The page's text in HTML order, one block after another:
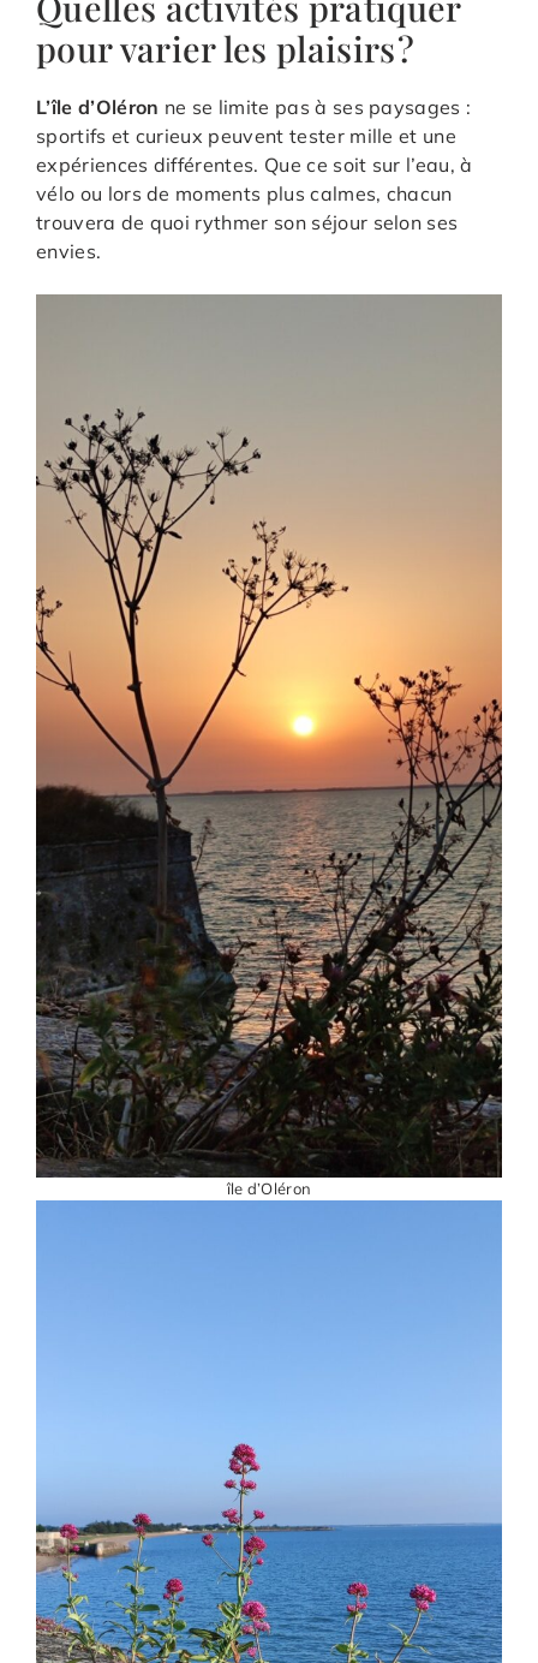
pour varier les plaisirs ?
L’île d’Oléron ne se limite pas à ses paysages :
sportifs et curieux peuvent tester mille et une
expériences différentes. Que ce soit sur l’eau, à
vélo ou lors de moments plus calmes, chacun
trouvera de quoi rythmer son séjour selon ses
envies.
île d’Oléron